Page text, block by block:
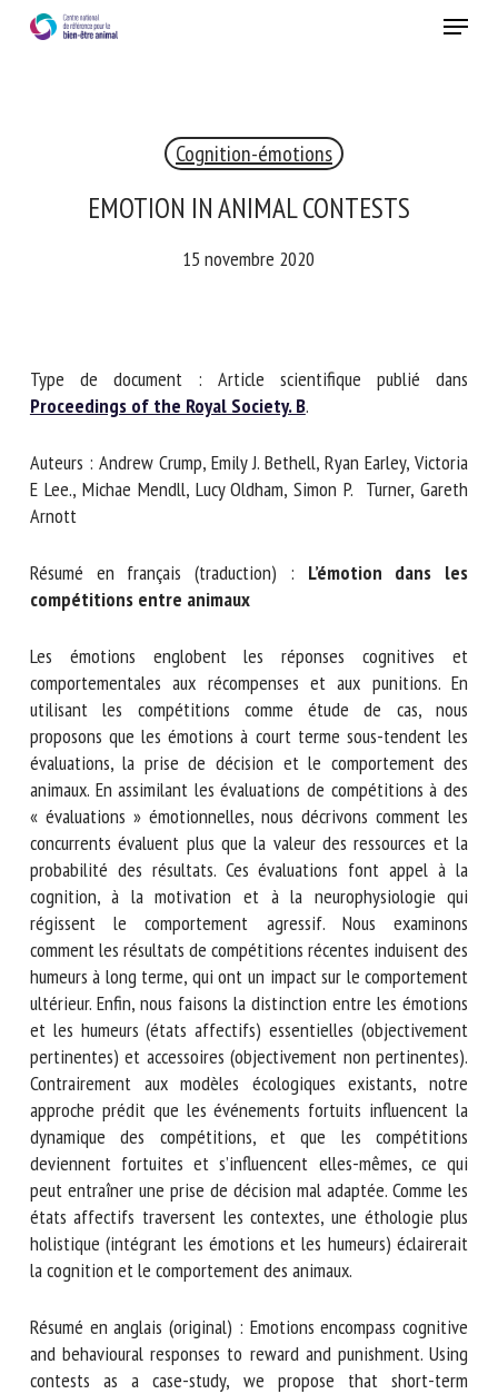
Menu
Cognition-émotions
EMOTION IN ANIMAL CONTESTS
15 novembre 2020
Type de document : Article scientifique publié dans
Proceedings of the Royal Society. B.
Auteurs : Andrew Crump, Emily J. Bethell, Ryan Earley,
Victoria E Lee., Michae Mendll, Lucy Oldham, Simon P. Turner,
Gareth Arnott
Résumé en français (traduction) : L’émotion dans les
compétitions entre animaux
Les émotions englobent les réponses cognitives et
comportementales aux récompenses et aux punitions. En
utilisant les compétitions comme étude de cas, nous
proposons que les émotions à court terme sous-tendent les
évaluations, la prise de décision et le comportement des
animaux. En assimilant les évaluations de compétitions à des
« évaluations » émotionnelles, nous décrivons comment les
concurrents évaluent plus que la valeur des ressources et la
probabilité des résultats. Ces évaluations font appel à la
cognition, à la motivation et à la neurophysiologie qui
régissent le comportement agressif. Nous examinons
comment les résultats de compétitions récentes induisent
des humeurs à long terme, qui ont un impact sur le
comportement ultérieur. Enfin, nous faisons la distinction
entre les émotions et les humeurs (états affectifs)
essentielles (objectivement pertinentes) et accessoires
(objectivement non pertinentes). Contrairement aux
modèles écologiques existants, notre approche prédit que
les événements fortuits influencent la dynamique des
compétitions, et que les compétitions deviennent fortuites
et s’influencent elles-mêmes, ce qui peut entraîner une
prise de décision mal adaptée. Comme les états affectifs
traversent les contextes, une éthologie plus holistique
(intégrant les émotions et les humeurs) éclairerait la
Résumé en anglais (original) : Emotions encompass
cognitive and behavioural responses to reward and
RECEVEZ CHAQUE MOIS GRATUITEMENT
ANIMAL
Veuillez remplir le formulaire ci-dessous pour vous inscrire à
Nom *
Prénom *
Organisme *
E-mail *
En soumettant ce formulaire, j'accepte que les
informations saisies soient utilisées dans le cadre de la
relation avec le CNR BEA. *
Les champs suivis de * sont obligatoires